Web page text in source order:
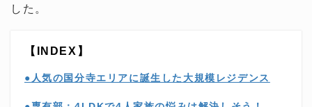
した。
【INDEX】
●人気の国分寺エリアに誕生した大規模レジデンス